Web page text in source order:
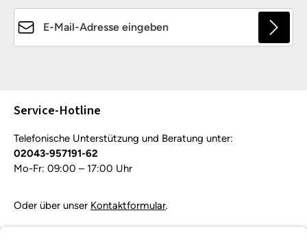
Service-Hotline
Telefonische Unterstützung und Beratung unter:
02043-957191-62
Mo-Fr: 09:00 – 17:00 Uhr
Oder über unser Kontaktformular.